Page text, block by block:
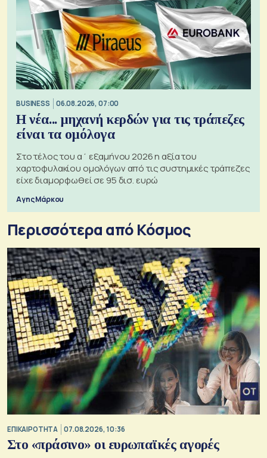
BUSINESS 06.08.2026, 07:00
Η νέα... μηχανή κερδών για τις τράπεζες
είναι τα ομόλογα
Στο τέλος του α΄ εξαμήνου 2026 η αξία του
χαρτοφυλακίου ομολόγων από τις συστημικές τράπεζες
είχε διαμορφωθεί σε 95 δισ. ευρώ
Αγης Μάρκου
Περισσότερα από Κόσμος
ΕΠΙΚΑΙΡΟΤΗΤΑ 07.08.2026, 10:36
Στο «πράσινο» οι ευρωπαϊκές αγορές